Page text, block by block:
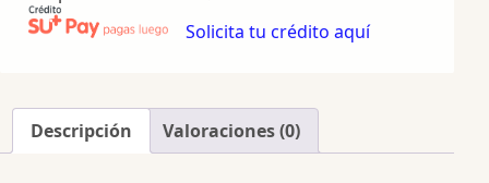
Solicita tu crédito aquí
Descripción Valoraciones (0)